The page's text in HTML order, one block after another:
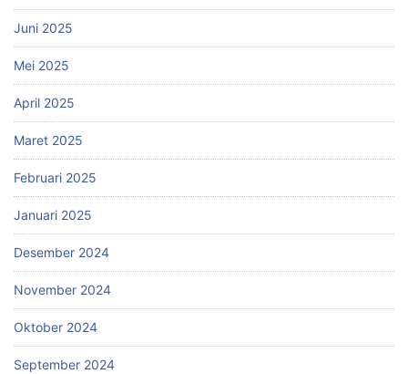
Juni 2025
Mei 2025
April 2025
Maret 2025
Februari 2025
Januari 2025
Desember 2024
November 2024
Oktober 2024
September 2024